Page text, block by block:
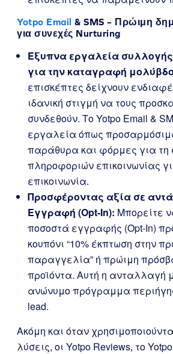
Yotpo Email & SMS – Πρώιμη
για συνεχές Nurturing
Έξυπνα εργαλεία
για την καταγραφή
επισκέπτες δείχνουν
ιδανική στιγμή να τους
συνδεθούν. Το Yotpo Email &
εργαλεία όπως
παράθυρα και φόρμες για τη
πληροφοριών επικοινωνίας
επικοινωνία.
Προσφέροντας αξία σε
Εγγραφή (Opt-In): Μπορείτε
ποσοστά εγγραφής (Opt-In)
κουπόνι “10% έκπτωση στην
παραγγελία” ή πρώιμη
προϊόντα. Αυτή η ανταλλαγή
ανώνυμο πρόγραμμα
lead.
Ακόμη και όταν
λύσεις, οι Yotpo Reviews, το